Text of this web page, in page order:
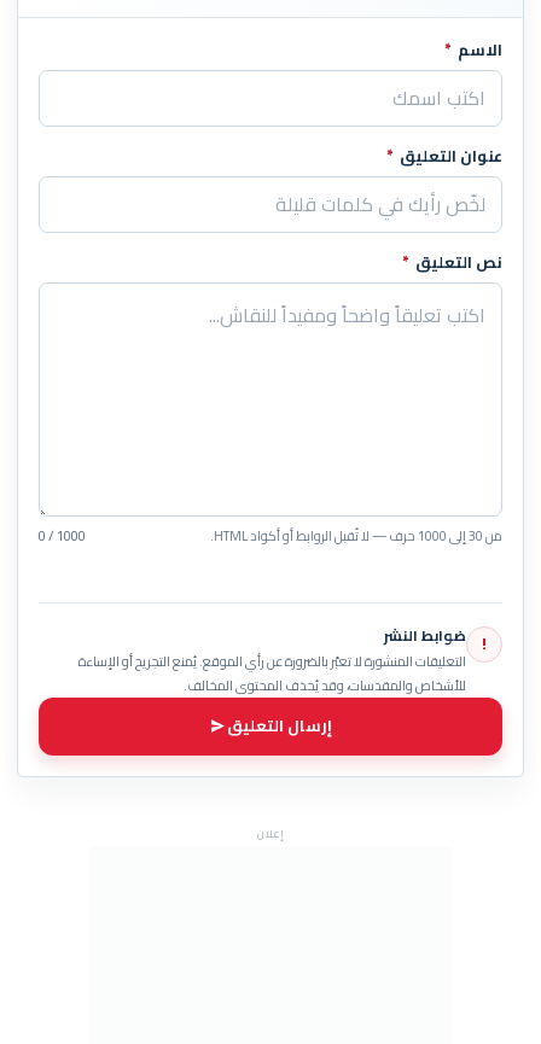
اترك هذا الحقل فارغاً
الاسم *
عنوان التعليق *
نص التعليق *
من 30 إلى 1000 حرف — لا تُقبل الروابط أو أكواد HTML. 0 / 1000
! ضوابط النشر
التعليقات المنشورة لا تعبّر بالضرورة عن رأي الموقع. يُمنع التجريح أو الإساءة
للأشخاص والمقدسات، وقد يُحذف المحتوى المخالف.
إرسال التعليق
إعلان